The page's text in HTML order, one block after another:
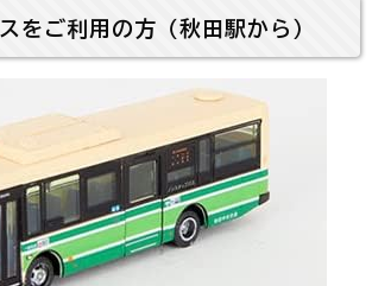
をご利用の方（秋田駅から）